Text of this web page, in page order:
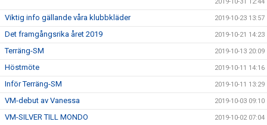
2019-10-31 12:44
Viktig info gällande våra klubbkläder 2019-10-23 13:57
Det framgångsrika året 2019 2019-10-21 14:23
Terräng-SM 2019-10-13 20:09
Höstmöte 2019-10-11 14:16
Inför Terräng-SM 2019-10-11 13:29
VM-debut av Vanessa 2019-10-03 09:10
VM-SILVER TILL MONDO 2019-10-02 07:04